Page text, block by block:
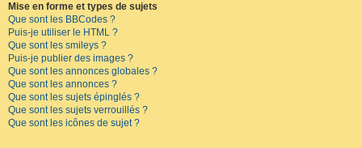
Mise en forme et types de sujets
Que sont les BBCodes ?
Puis-je utiliser le HTML ?
Que sont les smileys ?
Puis-je publier des images ?
Que sont les annonces globales ?
Que sont les annonces ?
Que sont les sujets épinglés ?
Que sont les sujets verrouillés ?
Que sont les icônes de sujet ?